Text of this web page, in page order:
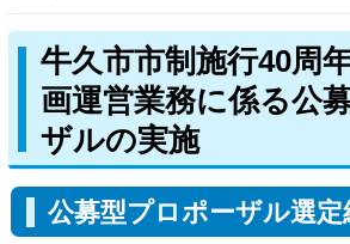
牛久市市制施行40周
画運営業務に係る公
ザルの実施
公募型プロポーザル選